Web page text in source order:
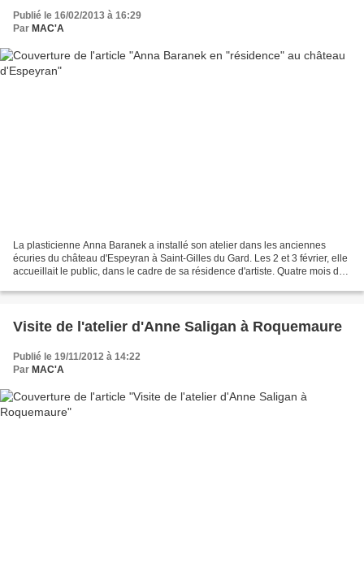
Publié le 16/02/2013 à 16:29
Par MAC'A
La plasticienne Anna Baranek a installé son atelier dans les anciennes
écuries du château d'Espeyran à Saint-Gilles du Gard. Les 2 et 3 février, elle
accueillait le public, dans le cadre de sa résidence d'artiste. Quatre mois de
Visite de l'atelier d'Anne Saligan à Roquemaure
Publié le 19/11/2012 à 14:22
Par MAC'A